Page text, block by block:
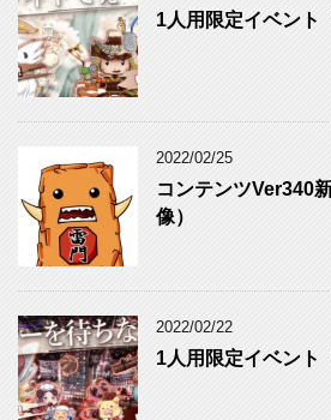
1人用限定イベント
2022/02/25
コンテンツVer340
像）
2022/02/22
1人用限定イベント